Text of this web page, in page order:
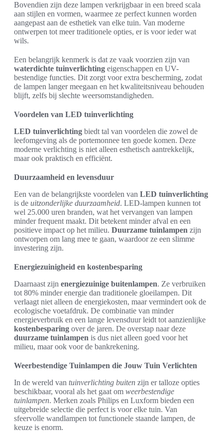
Bovendien zijn deze lampen verkrijgbaar in een breed scala
aan stijlen en vormen, waarmee ze perfect kunnen worden
aangepast aan de esthetiek van elke tuin. Van moderne
ontwerpen tot meer traditionele opties, er is voor ieder wat
wils.
Een belangrijk kenmerk is dat ze vaak voorzien zijn van
waterdichte tuinverlichting eigenschappen en UV-
bestendige functies. Dit zorgt voor extra bescherming, zodat
de lampen langer meegaan en het kwaliteitsniveau behouden
blijft, zelfs bij slechte weersomstandigheden.
Voordelen van LED tuinverlichting
LED tuinverlichting biedt tal van voordelen die zowel de
leefomgeving als de portemonnee ten goede komen. Deze
moderne verlichting is niet alleen esthetisch aantrekkelijk,
maar ook praktisch en efficiënt.
Duurzaamheid en levensduur
Een van de belangrijkste voordelen van LED tuinverlichting
is de uitzonderlijke duurzaamheid. LED-lampen kunnen tot
wel 25.000 uren branden, wat het vervangen van lampen
minder frequent maakt. Dit betekent minder afval en een
positieve impact op het milieu. Duurzame tuinlampen zijn
ontworpen om lang mee te gaan, waardoor ze een slimme
investering zijn.
Energiezuinigheid en kostenbesparing
Daarnaast zijn energiezuinige buitenlampen. Ze verbruiken
tot 80% minder energie dan traditionele gloeilampen. Dit
verlaagt niet alleen de energiekosten, maar vermindert ook de
ecologische voetafdruk. De combinatie van minder
energieverbruik en een lange levensduur leidt tot aanzienlijke
kostenbesparing over de jaren. De overstap naar deze
duurzame tuinlampen is dus niet alleen goed voor het
milieu, maar ook voor de bankrekening.
Weerbestendige Tuinlampen die Jouw Tuin Verlichten
In de wereld van tuinverlichting buiten zijn er talloze opties
beschikbaar, vooral als het gaat om weerbestendige
tuinlampen. Merken zoals Philips en Luxform bieden een
uitgebreide selectie die perfect is voor elke tuin. Van
sfeervolle wandlampen tot functionele staande lampen, de
keuze is enorm.